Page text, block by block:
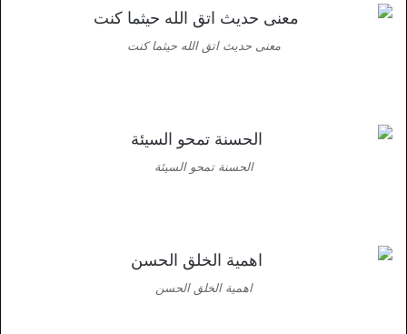
معنى حديث اتق الله حيثما كنت
الحسنة تمحو السيئة
اهمية الخلق الحسن